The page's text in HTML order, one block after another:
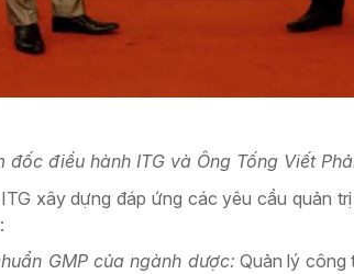
đốc điều hành ITG và Ông Tống Viết
xây dựng đáp ứng các yêu cầu quản
GMP của ngành dược: Quản lý công